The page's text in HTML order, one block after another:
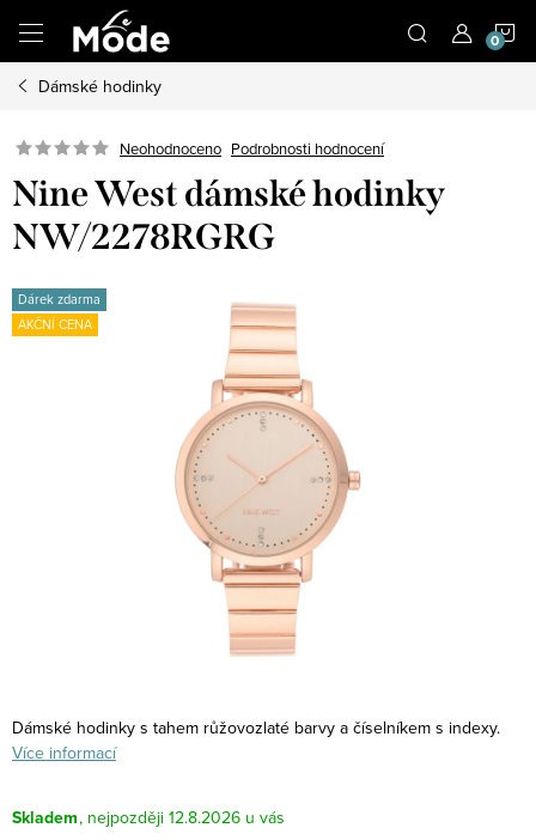
obsah
Dámské hodinky
Neohodnoceno Podrobnosti hodnocení
Nine West dámské hodinky
NW/2278RGRG
Dárek zdarma
AKČNÍ CENA
Dámské hodinky s tahem růžovozlaté barvy a číselníkem s indexy.
Více informací
Skladem
12.8.2026